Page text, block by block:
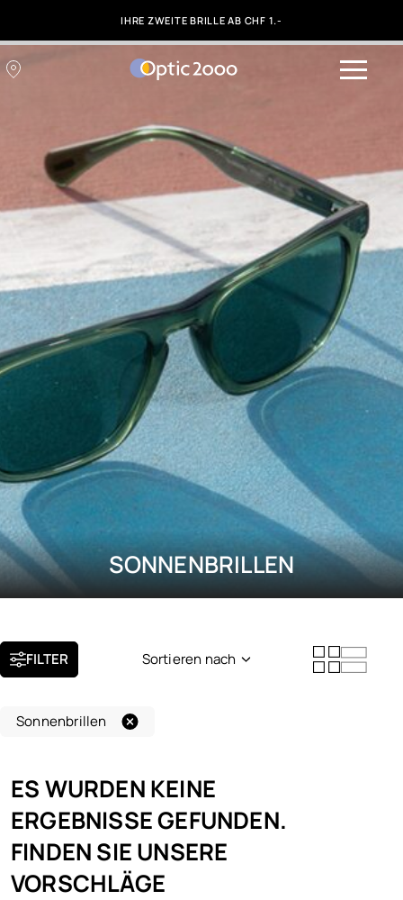
IHRE ZWEITE BRILLE AB CHF 1.-
SONNENBRILLEN
FILTER Sortieren nach
Sonnenbrillen
ES WURDEN KEINE
ERGEBNISSE GEFUNDEN.
FINDEN SIE UNSERE
VORSCHLÄGE